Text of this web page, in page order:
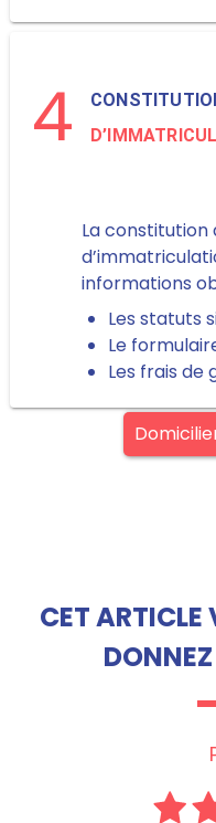
4
La constitution
informations
Les statuts
Le
Les frais de
CET ARTICLE